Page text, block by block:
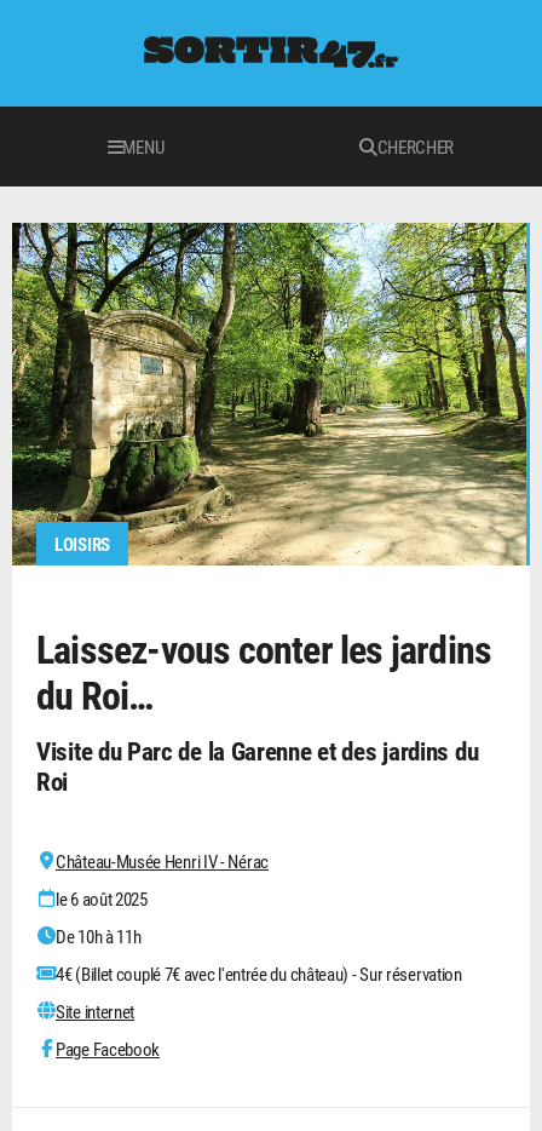
MENU CHERCHER
LOISIRS
Laissez-vous conter les jardins
du Roi…
Visite du Parc de la Garenne et des jardins du
Roi
Château-Musée Henri IV - Nérac
le 6 août 2025
De 10h à 11h
4€ (Billet couplé 7€ avec l'entrée du château) - Sur réservation
Site internet
Page Facebook